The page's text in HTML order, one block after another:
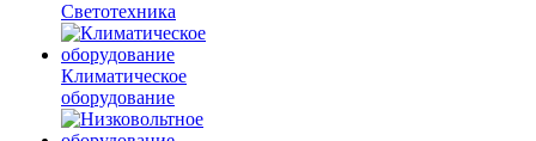
Светотехника
Климатическое
оборудование